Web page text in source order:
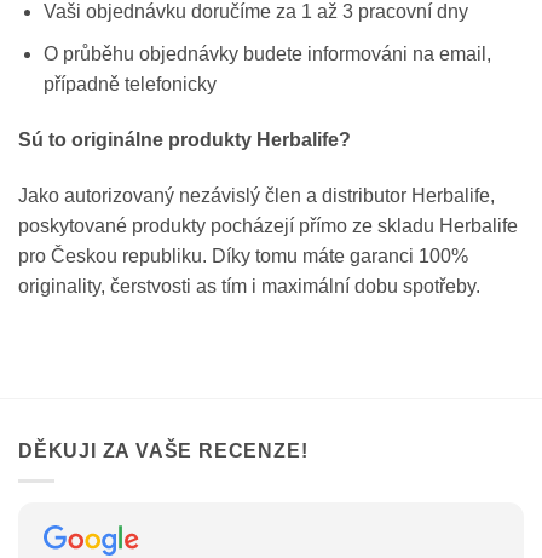
Vaši objednávku doručíme za 1 až 3 pracovní dny
O průběhu objednávky budete informováni na email,
případně telefonicky
Sú to originálne produkty Herbalife?
Jako autorizovaný nezávislý člen a distributor Herbalife,
poskytované produkty pocházejí přímo ze skladu Herbalife
pro Českou republiku. Díky tomu máte garanci 100%
originality, čerstvosti as tím i maximální dobu spotřeby.
DĚKUJI ZA VAŠE RECENZE!